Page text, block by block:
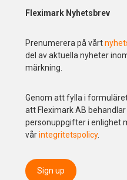
Fleximark Nyhetsbrev
Prenumerera på vårt
del av aktuella nyheter
märkning.
Genom att fylla i
att Fleximark AB behandlar
personuppgifter i enlighet
vårintegritetspolicy.
Sign up